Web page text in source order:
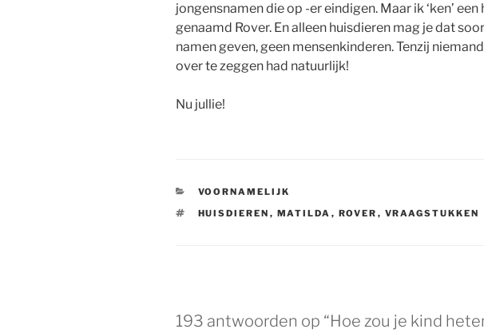
jongensnamen die op -er eindigen. Maar ik ‘ken’
genaamd Rover. En alleen huisdieren mag je dat
namen geven, geen mensenkinderen. Tenzij
over te zeggen had natuurlijk!
Nu jullie!
CATEGORIEËN
VOORNAMELIJK
TAGS
HUISDIEREN , MATILDA , ROVER , VRAAGSTUKKEN
193 antwoorden op “Hoe zou je kind